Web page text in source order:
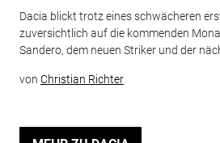
Dacia blickt trotz eines schwächeren
zuversichtlich auf die kommenden
Sandero, dem neuen Striker und der
von Christian Richter